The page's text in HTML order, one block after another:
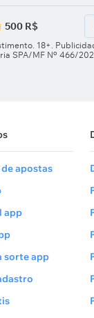
500 R$
18+.
SPA/MF Nº 466/
apostas
app
sorte app